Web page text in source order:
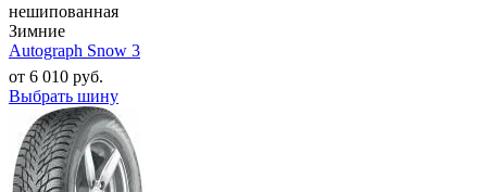
нешипованная
Зимние
Autograph Snow 3
от 6 010 руб.
Выбрать шину